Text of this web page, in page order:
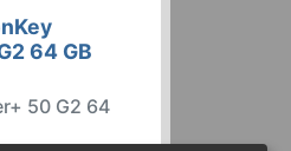
64 GB
50 G2 64